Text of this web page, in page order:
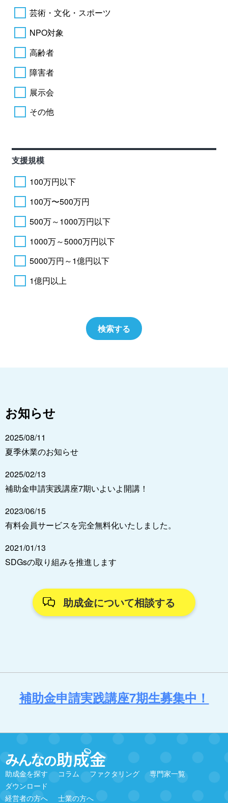
芸術・文化・スポーツ
NPO対象
高齢者
障害者
展示会
その他
支援規模
100万円以下
100万〜500万円
500万～1000万円以下
1000万～5000万円以下
5000万円～1億円以下
1億円以上
お知らせ
2025/08/11
夏季休業のお知らせ
2025/02/13
補助金申請実践講座7期いよいよ開講！
2023/06/15
有料会員サービスを完全無料化いたしました。
2021/01/13
SDGsの取り組みを推進します
助成金について相談する
補助金申請実践講座7期生募集中！
助成金を探す コラム ファクタリング
専門家一覧
ダウンロード
経営者の方へ
士業の方へ